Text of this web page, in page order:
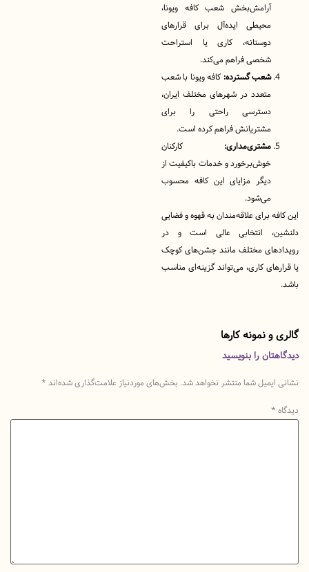
آرامش‌بخش شعب کافه ویونا،
محیطی ایده‌آل برای قرارهای
دوستانه، کاری یا استراحت
شخصی فراهم می‌کند.
شعب گسترده:کافه ویونا با شعب
متعدد در شهرهای مختلف ایران،
دسترسی راحتی را برای
مشتریانش فراهم کرده است.
مشتری‌مداری:کارکنان
خوش‌برخورد و خدمات باکیفیت از
دیگر مزایای این کافه محسوب
برای علاقه‌مندان به قهوه و فضایی
انتخابی عالی است و در
مختلف مانند جشن‌های کوچک
کاری، می‌تواند گزینه‌ای مناسب
نمونه کارها
را بنویسید
شما منتشر نخواهد شد.بخش‌های موردنیاز علامت‌گذاری شده‌اند*